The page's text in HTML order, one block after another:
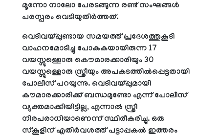
മൂന്നോ നാലോ പേരടങ്ങുന്ന രണ്ട് സംഘങ്ങൾ
പരസ്പരം വെടിയുതിർത്തത്.
വെടിവയ്പ്പുണ്ടായ സമയത്ത് പ്രദേശത്തുകൂടി
വാഹനമോടിച്ചു പോകുകയായിരുന്ന 17
വയസ്സുള്ളൊരു കൌമാരക്കാരിയും 30
വയസ്സുള്ളൊരു സ്ത്രീയും അപകടത്തിൽപ്പെട്ടതായി
പോലീസ് പറയുന്നു. വെടിവയ്പ്പുമായി
കൗമാരക്കാരിക്ക് ബന്ധമുണ്ടോ എന്ന് പോലീസ്
വ്യക്തമാക്കിയിട്ടില്ല, എന്നാൽ സ്ത്രീ
നിരപരാധിയാണെന്ന് സ്ഥിരീകരിച്ചു. ഒരു
സ്കൂളിന് എതിർവശത്ത് പട്ടാപ്പകൽ ഇത്തരം